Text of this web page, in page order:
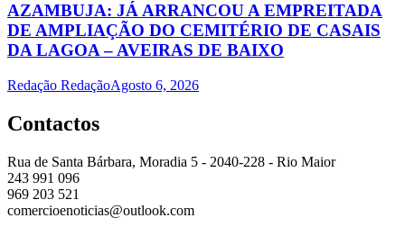
AZAMBUJA: JÁ ARRANCOU A EMPREITADA
DE AMPLIAÇÃO DO CEMITÉRIO DE CASAIS
DA LAGOA – AVEIRAS DE BAIXO
Redação RedaçãoAgosto 6, 2026
Contactos
Rua de Santa Bárbara, Moradia 5 - 2040-228 - Rio Maior
243 991 096
969 203 521
comercioenoticias@outlook.com